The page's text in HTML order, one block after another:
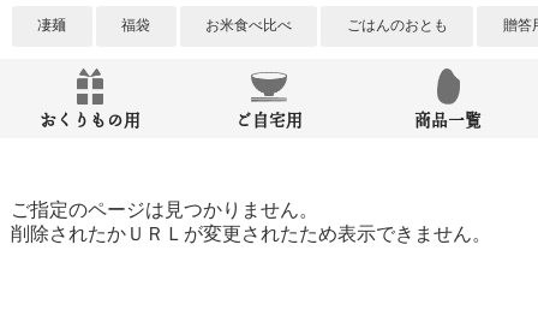
凄麺 福袋 お米食べ比べ ごはんのおとも 贈答
おくりもの用 ご自宅用 商品一覧
ご指定のページは見つかりません。
削除されたかＵＲＬが変更されたため表示できません。